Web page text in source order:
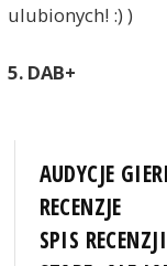
ulubionych! :) )
5. DAB+
AUDYCJE
RECENZJE
SPIS RECENZJI